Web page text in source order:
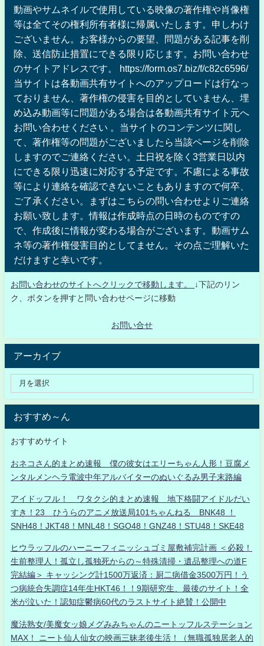
動画やサムネイルで使用している映像の著作権や肖像権
等は全てその権利所有者様に帰属いたします。申しわけ
ございません。お客様からの要望、問題がある記事を削
除、送信防止措置にできる限り応じます。お問い合わせ
のサイトアドレスです。 https://form.os7.biz/f/c82c6596/
当サイトは各動画共有サイトへのアップロードは行なっ
ておりません、著作権の侵害を目的としていません、埋
め込み動画等に問題がある場合は各動画共有サイト元へ
お問い合わせください 。当サイトのコンテンツに関し
て、著作権等の問題がございましたら当該ページを削除
しますのでご連絡ください。土日祝を除く3営業日以内
にできる限り迅速に対応する予定です。不慮による事故
等により連絡を確認できないこともありますので何卒、
ご了承ください。まずはこちらの問い合わせよりご連絡
お願い致します。情報は作成時点の日時のものですの
で、作成後に情報が変わる場合がございます。動画サム
ネ等の著作権侵害目的としてません。その点ご理解いた
だけますと幸いです。
お問い合わせのサイトへクリックで移動します。
↓下記のリン
ク、ボタンを押すと問い合わせページに移動
お問い合せ
アーカイブ
おすすめ～ん
おすすめサイト
おネコさん的まとめ速報 僕の彼女はエリーちゃん人形！豆腐メ
ンタルメンヘラ電波中年アルバイターのぬいぐるみ男子末路編
アイドッフル！ ワタクシ的まとめ速報 地下格闘アイドルだい
すき！23 ひうらのアニメ放送局101ちゃんねる BNK48 ！
SNH48！JKT48！MNL48！SGO48！GNZ48！STU48！SKE48
ヒウラッフルのハーニーフィニッシュゴミ屋敷補完計画 ＜必殺！
生前整理人！孤立し孤独死からの～特殊清掃・遺品整理への道F
完結編＞ キャッシング計1500万返済：厨二病借金3500万円！う
つ病統合失調症14年生HKT46！！9期研究生、最後のサイト！全
米が泣いた！認知症鬱病60代のラストサイト絶賛！公開中
魔法熟女/美魔女ッ娘メグみみちゃんのニートッフルステーション
MAX！ ニート仙人仙女の映画三昧老後生活！（無職孤独居老人的